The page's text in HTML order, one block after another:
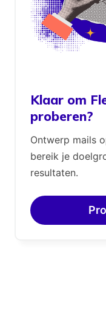
Klaar om
proberen?
Ontwerp mails
bereik je
resultaten.